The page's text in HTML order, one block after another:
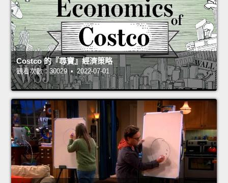
Costco 的『尋寶』經濟策略
觀看次數：30029 • 2022-07-01